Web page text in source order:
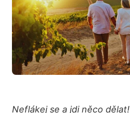
Neflákej se a jdi něco dělat!